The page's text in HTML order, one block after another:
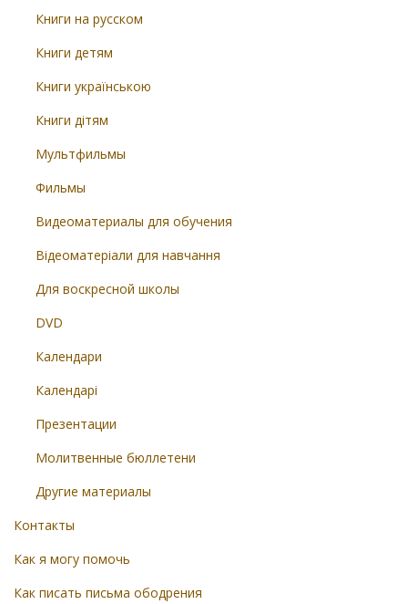
Книги на русском
Книги детям
Книги українською
Книги дітям
Мультфильмы
Фильмы
Видеоматериалы для обучения
Відеоматеріали для навчання
Для воскресной школы
DVD
Календари
Календарі
Презентации
Молитвенные бюллетени
Другие материалы
Контакты
Как я могу помочь
Как писать письма ободрения